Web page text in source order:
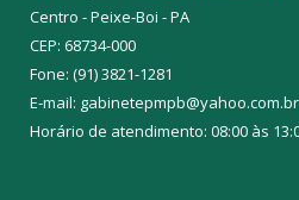
Centro - Peixe-Boi - PA
CEP: 68734-000
Fone: (91) 3821-1281
E-mail: gabinetepmpb@yahoo.com.br
Horário de atendimento: 08:00 às